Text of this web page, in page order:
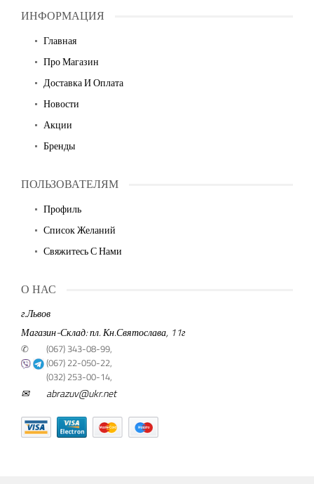
ИНФОРМАЦИЯ
Главная
Про Магазин
Доставка И Оплата
Новости
Акции
Бренды
ПОЛЬЗОВАТЕЛЯМ
Профиль
Список Желаний
Свяжитесь С Нами
О НАС
г.Львов
Магазин-Склад: пл. Кн.Святослава, 11г
✆
(067) 343-08-99,
(067) 22-050-22,
(032) 253-00-14,
✉ abrazuv@ukr.net